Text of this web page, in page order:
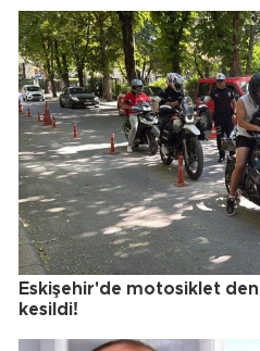
Eskişehir'de motosiklet
kesildi!